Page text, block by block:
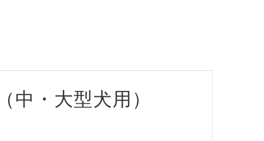
中・大型犬用）